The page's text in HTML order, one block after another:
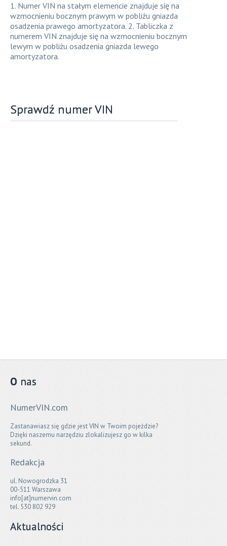
1. Numer VIN na stałym elemencie znajduje się na
wzmocnieniu bocznym prawym w pobliżu gniazda
osadzenia prawego amortyzatora. 2. Tabliczka z
numerem VIN znajduje się na wzmocnieniu bocznym
lewym w pobliżu osadzenia gniazda lewego
amortyzatora.
Sprawdź numer VIN
O nas
NumerVIN.com
Zastanawiasz się gdzie jest VIN w Twoim pojeździe?
Dzięki naszemu narzędziu zlokalizujesz go w kilka
sekund.
Redakcja
ul. Nowogrodzka 31
00-511 Warszawa
info[at]numervin.com
tel. 530 802 929
Aktualności